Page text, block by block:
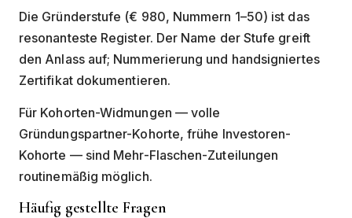
Die Gründerstufe (€ 980, Nummern 1–50) ist das
resonanteste Register. Der Name der Stufe greift
den Anlass auf; Nummerierung und handsigniertes
Zertifikat dokumentieren.
Für Kohorten-Widmungen — volle
Gründungspartner-Kohorte, frühe Investoren-
Kohorte — sind Mehr-Flaschen-Zuteilungen
routinemäßig möglich.
Häufig gestellte Fragen